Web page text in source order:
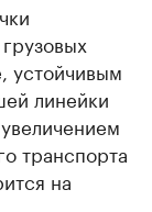
устойчивым
линейки
транспорта
на